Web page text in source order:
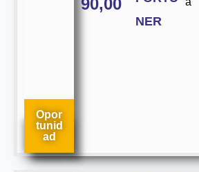
Opor
tunid
ad
NER